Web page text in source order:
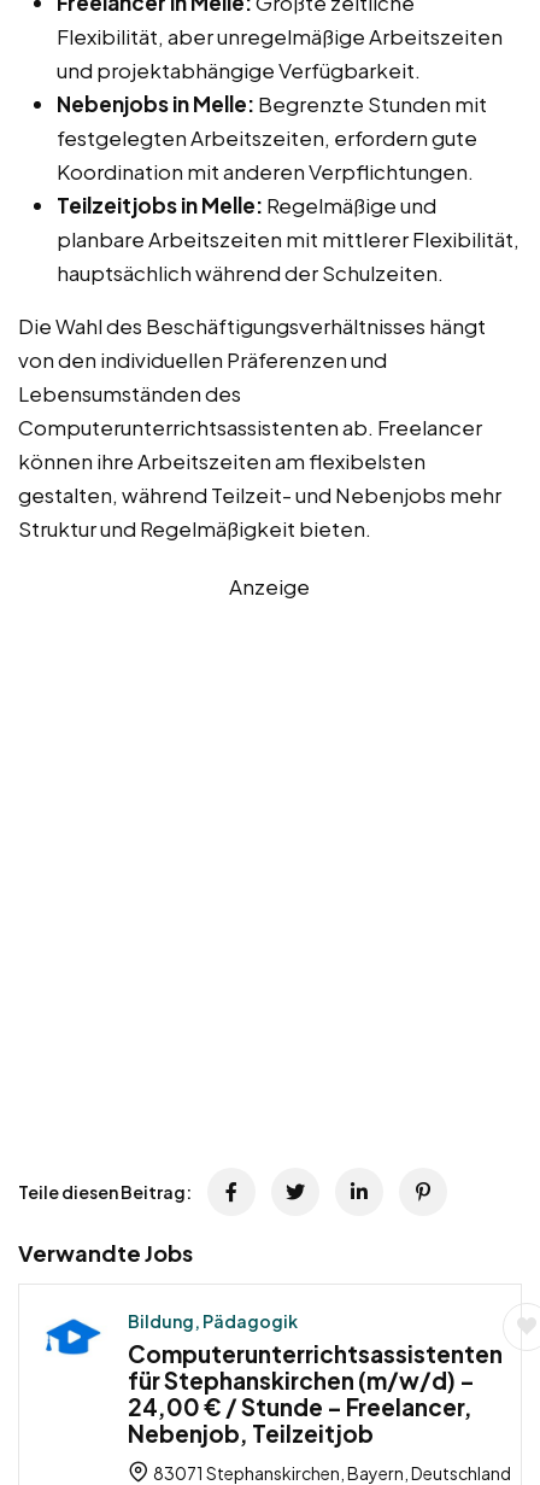
Flexibilität, aber unregelmäßige Arbeitszeiten
und projektabhängige Verfügbarkeit.
Nebenjobs in Melle: Begrenzte Stunden mit
festgelegten Arbeitszeiten, erfordern gute
Koordination mit anderen Verpflichtungen.
Teilzeitjobs in Melle: Regelmäßige und
planbare Arbeitszeiten mit mittlerer Flexibilität,
hauptsächlich während der Schulzeiten.
Die Wahl des Beschäftigungsverhältnisses hängt
von den individuellen Präferenzen und
Lebensumständen des
Computerunterrichtsassistenten ab. Freelancer
können ihre Arbeitszeiten am flexibelsten
gestalten, während Teilzeit- und Nebenjobs mehr
Struktur und Regelmäßigkeit bieten.
Anzeige
Teile diesen Beitrag:
Verwandte Jobs
Bildung, Pädagogik
Computerunterrichtsassistenten
für Stephanskirchen (m/w/d) –
24,00 € / Stunde – Freelancer,
Nebenjob, Teilzeitjob
83071 Stephanskirchen, Bayern, Deutschland